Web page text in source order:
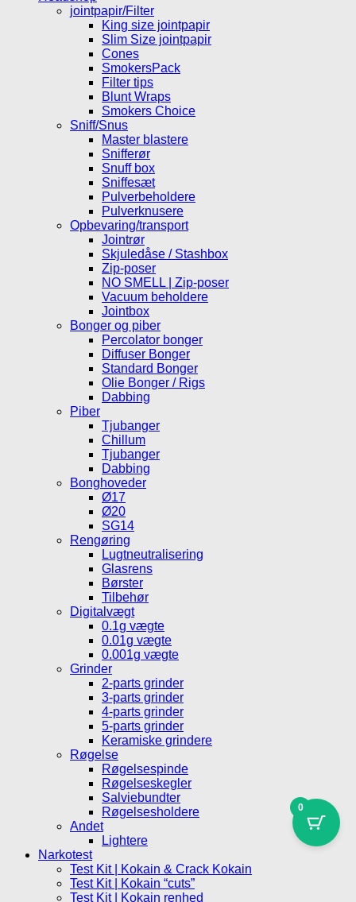
jointpapir/Filter
King size jointpapir
Slim Size jointpapir
Cones
SmokersPack
Filter tips
Blunt Wraps
Smokers Choice
Sniff/Snus
Master blastere
Snifferør
Snuff box
Sniffesæt
Pulverbeholdere
Pulverknusere
Opbevaring/transport
Jointrør
Skjuledåse / Stashbox
Zip-poser
NO SMELL | Zip-poser
Vacuum beholdere
Jointbox
Bonger og piber
Percolator bonger
Diffuser Bonger
Standard Bonger
Olie Bonger / Rigs
Dabbing
Piber
Tjubanger
Chillum
Tjubanger
Dabbing
Bonghoveder
Ø17
Ø20
SG14
Rengøring
Lugtneutralisering
Glasrens
Børster
Tilbehør
Digitalvægt
0.1g vægte
0.01g vægte
0.001g vægte
Grinder
2-parts grinder
3-parts grinder
4-parts grinder
5-parts grinder
Keramiske grindere
Røgelse
Røgelsespinde
Røgelseskegler
Salviebundter
Røgelsesholdere
Andet
Lightere
Narkotest
Test Kit | Kokain & Crack Kokain
Test Kit | Kokain “cuts”
Test Kit | Kokain renhed
0